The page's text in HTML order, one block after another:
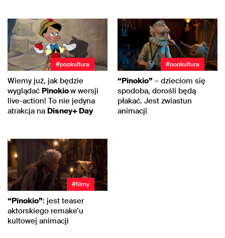
#popkultura
Wiemy już, jak będzie
wyglądać Pinokiow wersji
live-action! To nie jedyna
atrakcja na Disney+ Day
#popkultura
“Pinokio” – dzieciom się
spodoba, dorośli będą
płakać. Jest zwiastun
animacji
#filmy
“Pinokio”: jest teaser
aktorskiego remake’u
kultowej animacji